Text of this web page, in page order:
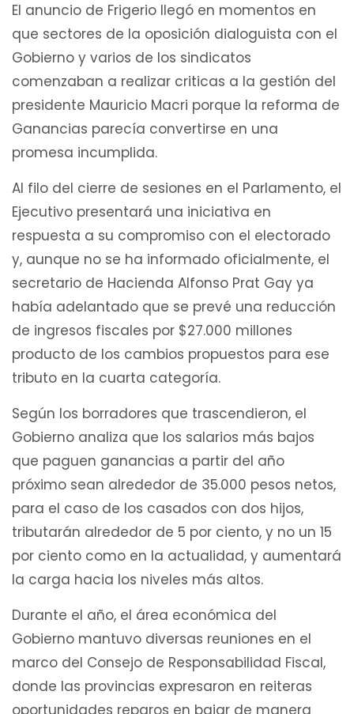
El anuncio de Frigerio llegó en momentos en
que sectores de la oposición dialoguista con el
Gobierno y varios de los sindicatos
comenzaban a realizar criticas a la gestión del
presidente Mauricio Macri porque la reforma de
Ganancias parecía convertirse en una
promesa incumplida.
Al filo del cierre de sesiones en el Parlamento, el
Ejecutivo presentará una iniciativa en
respuesta a su compromiso con el electorado
y, aunque no se ha informado oficialmente, el
secretario de Hacienda Alfonso Prat Gay ya
había adelantado que se prevé una reducción
de ingresos fiscales por $27.000 millones
producto de los cambios propuestos para ese
tributo en la cuarta categoría.
Según los borradores que trascendieron, el
Gobierno analiza que los salarios más bajos
que paguen ganancias a partir del año
próximo sean alrededor de 35.000 pesos netos,
para el caso de los casados con dos hijos,
tributarán alrededor de 5 por ciento, y no un 15
por ciento como en la actualidad, y aumentará
la carga hacia los niveles más altos.
Durante el año, el área económica del
Gobierno mantuvo diversas reuniones en el
marco del Consejo de Responsabilidad Fiscal,
donde las provincias expresaron en reiteras
oportunidades reparos en bajar de manera